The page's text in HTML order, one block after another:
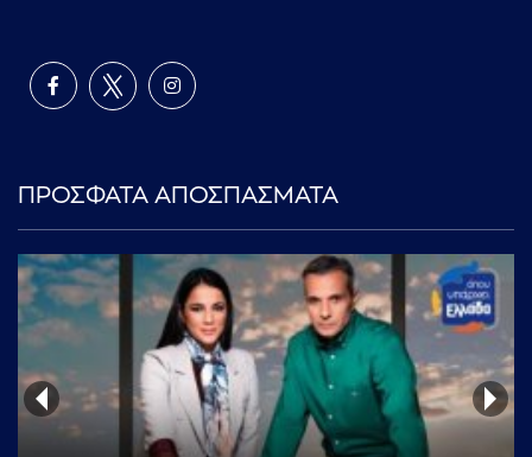
ΠΡΟΣΦΑΤΑ ΑΠΟΣΠΑΣΜΑΤΑ